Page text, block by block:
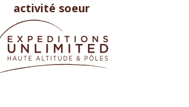
activité soeur